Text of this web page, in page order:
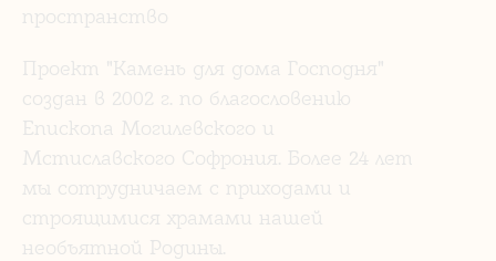
пространство
Проект "Камень для дома Господня"
создан в 2002 г. по благословению
Епископа Могилевского и
Мстиславского Софрония. Более 24 лет
мы сотрудничаем с приходами и
строящимися храмами нашей
необъятной Родины.